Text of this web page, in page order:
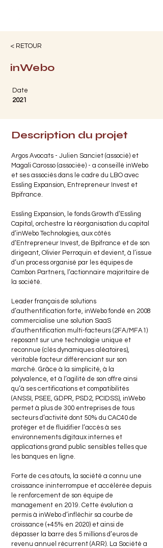
< RETOUR
inWebo
Date
2021
Description du projet
Argos Avocats - Julien Sanciet (associé) et
Magali Carosso (associée) - a conseillé inWebo
et ses associés dans le cadre du LBO avec
Essling Expansion, Entrepreneur Invest et
Bpifrance.
Essling Expansion, le fonds Growth d’Essling
Capital, orchestre la réorganisation du capital
d’inWebo Technologies, aux côtés
d’Entrepreneur Invest, de Bpifrance et de son
dirigeant, Olivier Perroquin et devient, à l’issue
d’un process organisé par les équipes de
Cambon Partners, l’actionnaire majoritaire de
la société.
Leader français de solutions
d’authentification forte, inWebo fondé en 2008
commercialise une solution SaaS
d’authentification multi-facteurs (2FA/MFA1)
reposant sur une technologie unique et
reconnue (clés dynamiques aléatoires),
véritable facteur différenciant sur son
marché. Grâce à la simplicité, à la
polyvalence, et à l’agilité de son offre ainsi
qu’à ses certifications et compatibilités
(ANSSI, PSEE, GDPR, PSD2, PCIDSS), inWebo
permet à plus de 300 entreprises de tous
secteurs d’activité dont 50% du CAC40 de
protéger et de fluidifier l’accès à ses
environnements digitaux internes et
applications grand public sensibles telles que
les banques en ligne.
Forte de ces atouts, la société a connu une
croissance ininterrompue et accélérée depuis
le renforcement de son équipe de
management en 2019. Cette évolution a
permis à inWebo d’infléchir sa courbe de
croissance (+45% en 2020) et ainsi de
dépasser la barre des 5 millions d’euros de
revenu annuel récurrent (ARR). La Société a